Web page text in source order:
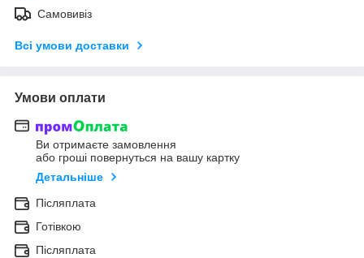
Самовивіз
Всі умови доставки
Умови оплати
Ви отримаєте замовлення
або гроші повернуться на вашу картку
Детальніше
Післяплата
Готівкою
Післяплата